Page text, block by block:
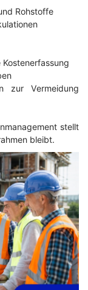
Rohstoffe
zur Vermeidung
stellt
bleibt.